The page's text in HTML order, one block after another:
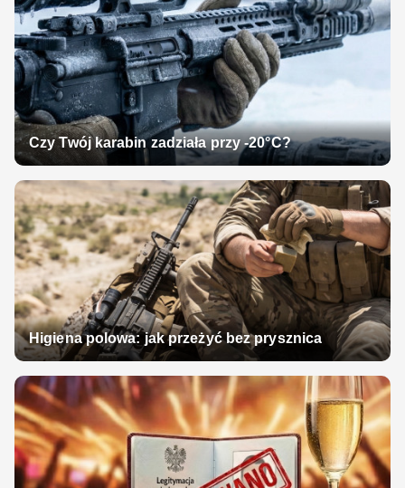
Czy Twój karabin zadziała przy -20°C?
Higiena polowa: jak przeżyć bez prysznica